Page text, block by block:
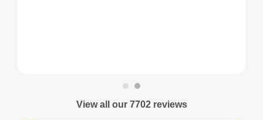
View all our 7702 reviews